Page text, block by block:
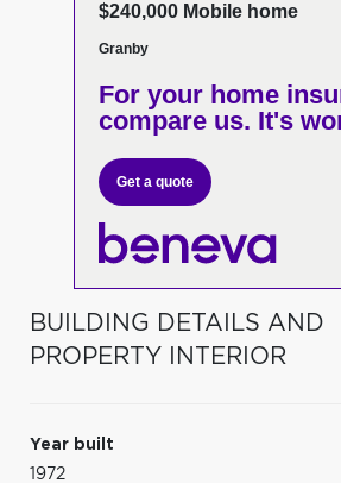
$240,000 Mobile home
Granby
For your home
compare us. It's
Get a quote
BUILDING DETAILS AND
PROPERTY INTERIOR
Year built
1972